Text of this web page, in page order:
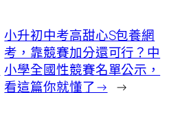
小升初中考高甜心S包養網
考，靠競賽加分還可行？中
小學全國性競賽名單公示，
看這篇你就懂了→ →